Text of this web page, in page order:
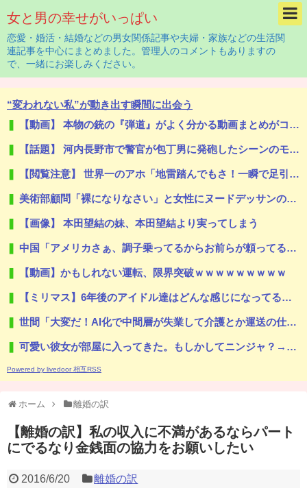
女と男の幸せがいっぱい
恋愛・婚活・結婚などの男女関係記事や夫婦・家族などの生活関
連記事を中心にまとめました。管理人のコメントもありますの
で、一緒にお楽しみください。
“変われない私”が動き出す瞬間に出会う
【動画】 本物の銃の『弾道』がよく分かる動画まとめがコチラｗｗｗ！！
【話題】 河内長野市で警官が包丁男に発砲したシーンのモザ無し映像が公開される。
【閲覧注意】 世界一のアホ「地雷踏んでもさ！一瞬で足引けば問題なくね？ｗ」⇒ 実践した結果
美術部顧問「裸になりなさい」と女性にヌードデッサンの指導をして逮捕
【画像】 本田望結の妹、本田望結より実ってしまう
中国「アメリカさぁ、調子乗ってるからお前らが頼ってる軍用中国ドローン輸出禁止するわw」
【動画】かもしれない運転、限界突破ｗｗｗｗｗｗｗｗｗ
【ミリマス】6年後のアイドル達はどんな感じになってるんだろう
世間「大変だ！AI化で中間層が失業して介護とか運送の仕事するしか無くなるぞ！」←うん…うん？
可愛い彼女が部屋に入ってきた。もしかしてニンジャ？→スタイリッシュな動きはこちらです…
Powered by livedoor 相互RSS
ホーム 離婚の訳
【離婚の訳】私の収入に不満があるならパート
にでるなり金銭面の協力をお願いしたい
2016/6/20 離婚の訳